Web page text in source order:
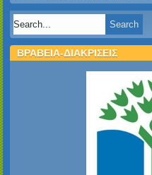
ΒΡΑΒΕΙΑ-ΔΙΑΚΡΙΣΕΙΣ